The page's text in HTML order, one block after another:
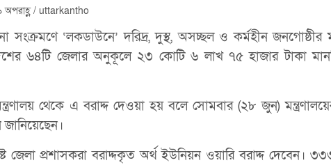
/ uttarkantho
সংক্রমণে ‘লকডাউনে’ দরিদ্র, দুস্থ, অসচ্ছল ও কর্মহীন জনগোষ্ঠীর
৬৪টি জেলার অনুকূলে ২৩ কোটি ৬ লাখ ৭৫ হাজার টাকা
থেকে এ বরাদ্দ দেওয়া হয় বলে সোমবার (২৮ জুন)
জেলা প্রশাসকরা বরাদ্দকৃত অর্থ ইউনিয়ন ওয়ারি বরাদ্দ দেবেন।